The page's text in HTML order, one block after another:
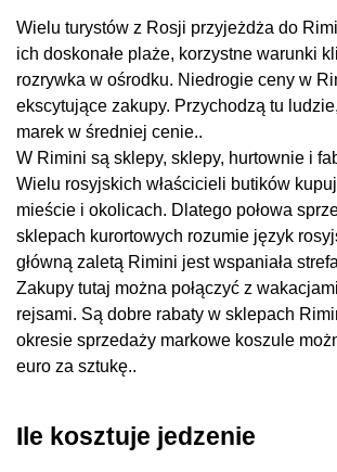
Wielu turystów z Rosji przyjeżdża do
ich doskonałe plaże, korzystne warunki
rozrywka w ośrodku. Niedrogie ceny w
ekscytujące zakupy. Przychodzą tu
marek w średniej cenie..
W Rimini są sklepy, sklepy, hurtownie i
Wielu rosyjskich właścicieli butików
mieście i okolicach. Dlatego połowa
sklepach kurortowych rozumie język
główną zaletą Rimini jest wspaniała
Zakupy tutaj można połączyć z
rejsami. Są dobre rabaty w sklepach
okresie sprzedaży markowe koszule
euro za sztukę..
Ile kosztuje jedzenie